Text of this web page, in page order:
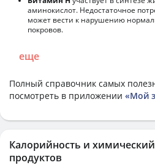
аминокислот. Недостаточное
может вести к нарушению
покровов.
еще
Полный справочник самых
посмотреть в приложении «Мой
Калорийность и химический
продуктов